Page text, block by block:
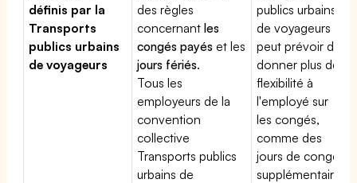
définis par la
Transports
publics urbains
de voyageurs
des règles
concernantles
congés payés et les
jours fériés.
Tous les
employeurs de la
convention
collective
Transports publics
urbains de
publics urbains
de voyageurs
peut prévoir de
donner plus de
flexibilité à
l'employé sur
les congés,
comme des
jours de congé
supplémentaires